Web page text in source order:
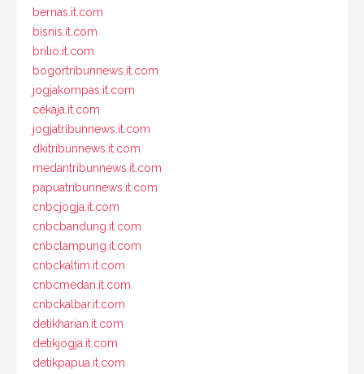
bernas.it.com
bisnis.it.com
brilio.it.com
bogortribunnews.it.com
jogjakompas.it.com
cekaja.it.com
jogjatribunnews.it.com
dkitribunnews.it.com
medantribunnews.it.com
papuatribunnews.it.com
cnbcjogja.it.com
cnbcbandung.it.com
cnbclampung.it.com
cnbckaltim.it.com
cnbcmedan.it.com
cnbckalbar.it.com
detikharian.it.com
detikjogja.it.com
detikpapua.it.com